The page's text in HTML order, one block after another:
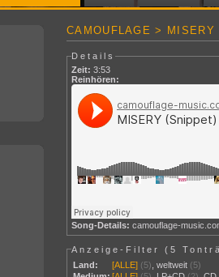
CAMOUFLAGE >
Details
Zeit: 3:53
Reinhören:
Song-Details: camouflage-
Anzeige-Filter (5
Land:
[ALLE] (5) ,weltweit (5)